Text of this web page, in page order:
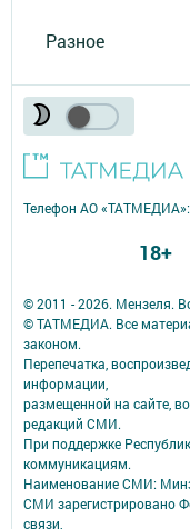
Разное
© 2011 - 2026. Мензеля.
© ТАТМЕДИА. Все
законом.
Перепечатка,
информации,
размещенной на сайте,
редакций СМИ.
При поддержке
коммуникациям.
Наименование СМИ:
СМИ зарегистрировано
связи,
Телефон АО «ТАТМЕДИА»:
18+